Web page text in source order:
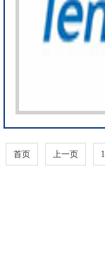
首页 上一页 1